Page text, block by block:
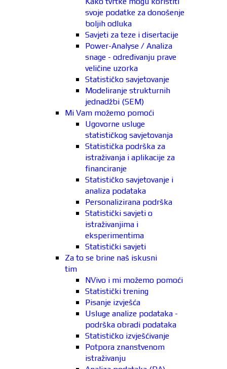
svoje podatke za donošenje
boljih odluka
Savjeti za teze i disertacije
Power-Analyse / Analiza
snage - određivanju prave
veličine uzorka
Statističko savjetovanje
Modeliranje strukturnih
jednadžbi (SEM)
Mi Vam možemo pomoći
Ugovorne usluge
statističkog savjetovanja
Statistička podrška za
istraživanja i aplikacije za
financiranje
Statističko savjetovanje i
analiza podataka
Personalizirana podrška
Statistički savjeti o
istraživanjima i
eksperimentima
Statistički savjeti
Za to se brine naš iskusni
tim
NVivo i mi možemo pomoći
Statistički trening
Pisanje izvješća
Usluge analize podataka -
podrška obradi podataka
Statističko izvješćivanje
Potpora znanstvenom
istraživanju